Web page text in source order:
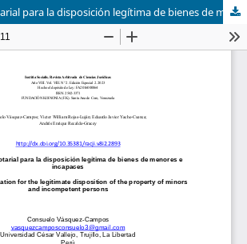
Autorización notarial para la disposición legítima de bienes de menores e incapaces